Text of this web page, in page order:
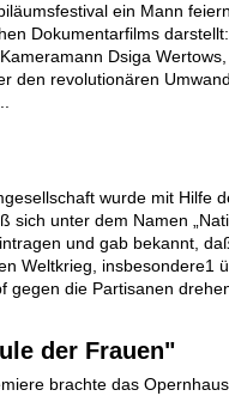
ein Mann
Dokumentarfilms
Dsiga
den revolutionären
wurde mit Hilfe
sich unter dem Namen
und gab bekannt,
Weltkrieg, insbesondere1
gegen die Partisanen
der Frauen"
brachte das